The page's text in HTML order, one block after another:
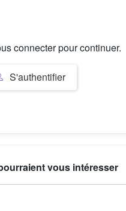
connecter pour continuer.
S'authentifier
vous intéresser